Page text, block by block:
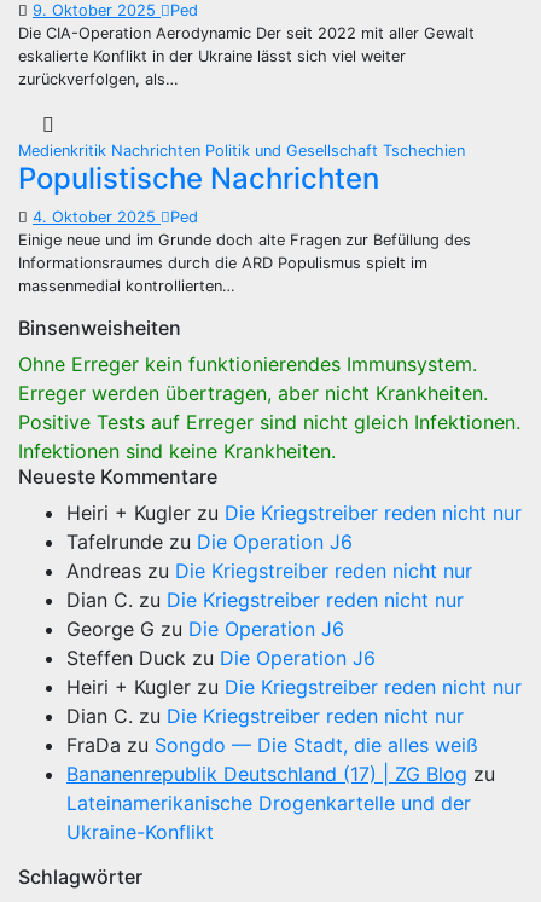
9. Oktober 2025
Ped
Die CIA-Operation Aerodynamic Der seit 2022 mit aller Gewalt
eskalierte Konflikt in der Ukraine lässt sich viel weiter
zurückverfolgen, als…
Medienkritik Nachrichten Politik und Gesellschaft Tschechien
Populistische Nachrichten
4. Oktober 2025
Ped
Einige neue und im Grunde doch alte Fragen zur Befüllung des
Informationsraumes durch die ARD Populismus spielt im
massenmedial kontrollierten…
Binsenweisheiten
Ohne Erreger kein funktionierendes Immunsystem.
Erreger werden übertragen, aber nicht Krankheiten.
Positive Tests auf Erreger sind nicht gleich Infektionen.
Infektionen sind keine Krankheiten.
Neueste Kommentare
Heiri + Kugler zu Die Kriegstreiber reden nicht nur
Tafelrunde zu Die Operation J6
Andreas zu Die Kriegstreiber reden nicht nur
Dian C. zu Die Kriegstreiber reden nicht nur
George G zu Die Operation J6
Steffen Duck zu Die Operation J6
Heiri + Kugler zu Die Kriegstreiber reden nicht nur
Dian C. zu Die Kriegstreiber reden nicht nur
FraDa zu Songdo — Die Stadt, die alles weiß
Bananenrepublik Deutschland (17) | ZG Blog zu
Lateinamerikanische Drogenkartelle und der
Ukraine-Konflikt
Schlagwörter